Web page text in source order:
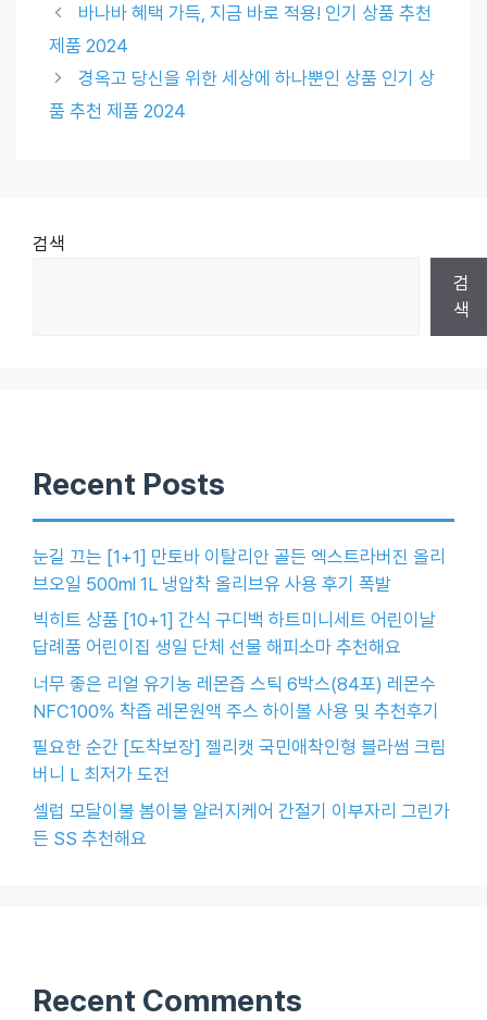
바나바 혜택 가득, 지금 바로 적용! 인기 상품 추천
제품 2024
경옥고 당신을 위한 세상에 하나뿐인 상품 인기 상
품 추천 제품 2024
검색
검
색
Recent Posts
눈길 끄는 [1+1] 만토바 이탈리안 골든 엑스트라버진 올리
브오일 500ml 1L 냉압착 올리브유 사용 후기 폭발
빅히트 상품 [10+1] 간식 구디백 하트미니세트 어린이날
답례품 어린이집 생일 단체 선물 해피소마 추천해요
너무 좋은 리얼 유기농 레몬즙 스틱 6박스(84포) 레몬수
NFC100% 착즙 레몬원액 주스 하이볼 사용 및 추천후기
필요한 순간 [도착보장] 젤리캣 국민애착인형 블라썸 크림
버니 L 최저가 도전
셀럽 모달이불 봄이불 알러지케어 간절기 이부자리 그린가
든 SS 추천해요
Recent Comments